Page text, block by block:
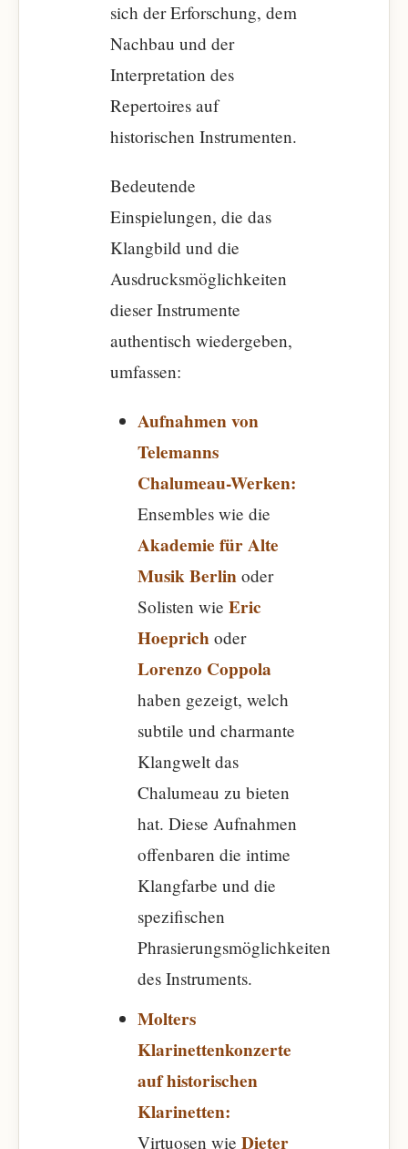
sich der Erforschung, dem
Nachbau und der
Interpretation des
Repertoires auf
historischen Instrumenten.
Bedeutende
Einspielungen, die das
Klangbild und die
Ausdrucksmöglichkeiten
dieser Instrumente
authentisch wiedergeben,
umfassen:
Aufnahmen von
Telemanns
Chalumeau-Werken:
Ensembles wie die
Akademie für Alte
Musik Berlin oder
Solisten wie Eric
Hoeprich oder
Lorenzo Coppola
haben gezeigt, welch
subtile und charmante
Klangwelt das
Chalumeau zu bieten
hat. Diese Aufnahmen
offenbaren die intime
Klangfarbe und die
spezifischen
Phrasierungsmöglichkeiten
des Instruments.
Molters
Klarinettenkonzerte
auf historischen
Klarinetten:
Virtuosen wie Dieter